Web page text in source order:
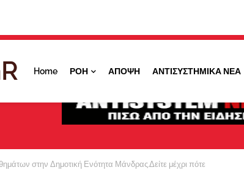
Home ΡΟΗ ΑΠΟΨΗ ΑΝΤΙΣΥΣΤΗΜΙΚΑ ΝΕΑ
στην Δημοτική Ενότητα Μάνδρας.Δείτε μέχρι πότε
λαμβάνετε ειδοποιήσεις για